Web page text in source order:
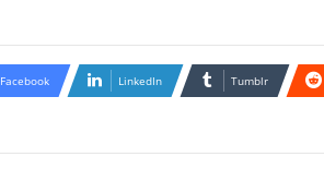
Facebook LinkedIn Tumblr